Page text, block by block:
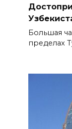
Большая
пределах